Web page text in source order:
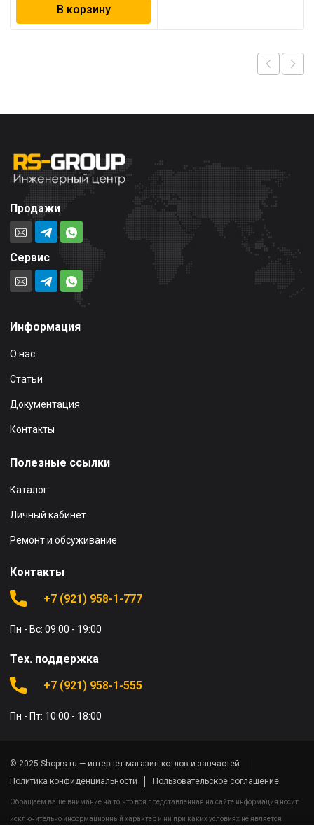
В корзину
Продажи
Сервис
Информация
О нас
Статьи
Документация
Контакты
Полезные ссылки
Каталог
Личный кабинет
Ремонт и обсуживание
Контакты
+7 (921) 958-1-777
Пн - Вс: 09:00 - 19:00
Тех. поддержка
+7 (921) 958-1-555
Пн - Пт: 10:00 - 18:00
© 2025 Shoprs.ru — интернет-магазин котлов и запчастей
Политика конфиденциальности
Пользовательское соглашение
Обращаем ваше внимание на то, что вся представленная на сайте информация носит
исключительно информационный характер и ни при каких условиях не является